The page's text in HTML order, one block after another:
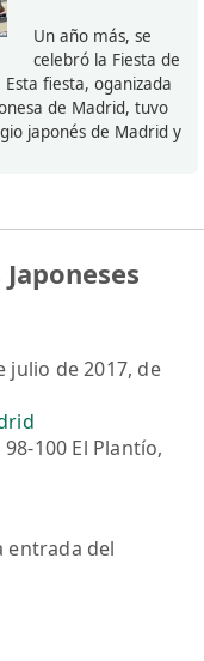
Un año más, se
celebró la Fiesta de
fiesta, oganizada
de Madrid, tuvo
japonés de Madrid y
julio de 2017, de
100 El Plantío,
entrada del